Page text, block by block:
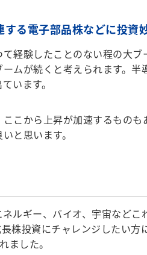
する電子部品株などに投資
経験したことのない程の大ブ
ムが続くと考えられます。半
います。
こから上昇が加速するものも
と思います。
ルギー、バイオ、宇宙などこ
株投資にチャレンジしたい方
ました。